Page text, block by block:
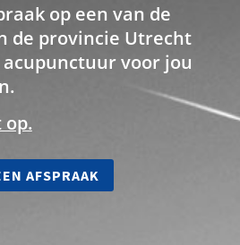
op een van de
de provincie Utrecht
voor jou
op.
AFSPRAAK